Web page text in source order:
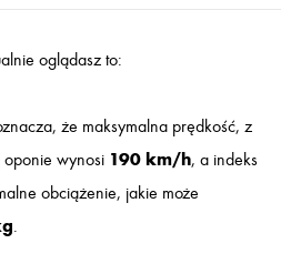
oglądasz to:
że maksymalna prędkość, z
oponie wynosi 190 km/h, a indeks
obciążenie, jakie może
.